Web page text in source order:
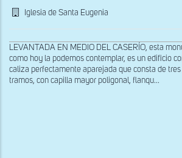
Iglesia de Santa Eugenia
LEVANTADA EN MEDIO DEL CASERÍO, esta
como hoy la podemos contemplar, es un edificio
caliza perfectamente aparejada que consta de
tramos, con capilla mayor poligonal, flanqu...